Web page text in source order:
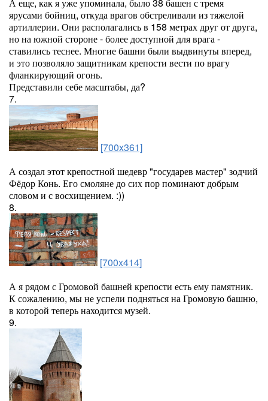
ярусами бойниц, откуда врагов обстреливали из тяжелой
артиллерии. Они располагались в 158 метрах друг от друга,
но на южной стороне - более доступной для врага -
ставились теснее. Многие башни были выдвинуты вперед,
и это позволяло защитникам крепости вести по врагу
фланкирующий огонь.
Представили себе масштабы, да?
7.
[700x361]
А создал этот крепостной шедевр "государев мастер" зодчий
Фёдор Конь. Его смоляне до сих пор поминают добрым
словом и с восхищением. :))
8.
[700x414]
А я рядом с Громовой башней крепости есть ему памятник.
К сожалению, мы не успели подняться на Громовую башню,
в которой теперь находится музей.
9.